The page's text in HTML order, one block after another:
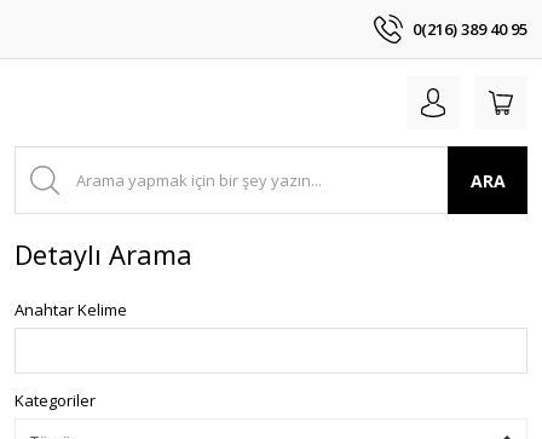
0(216) 389 40 95
ARA
Detaylı Arama
Anahtar Kelime
Kategoriler